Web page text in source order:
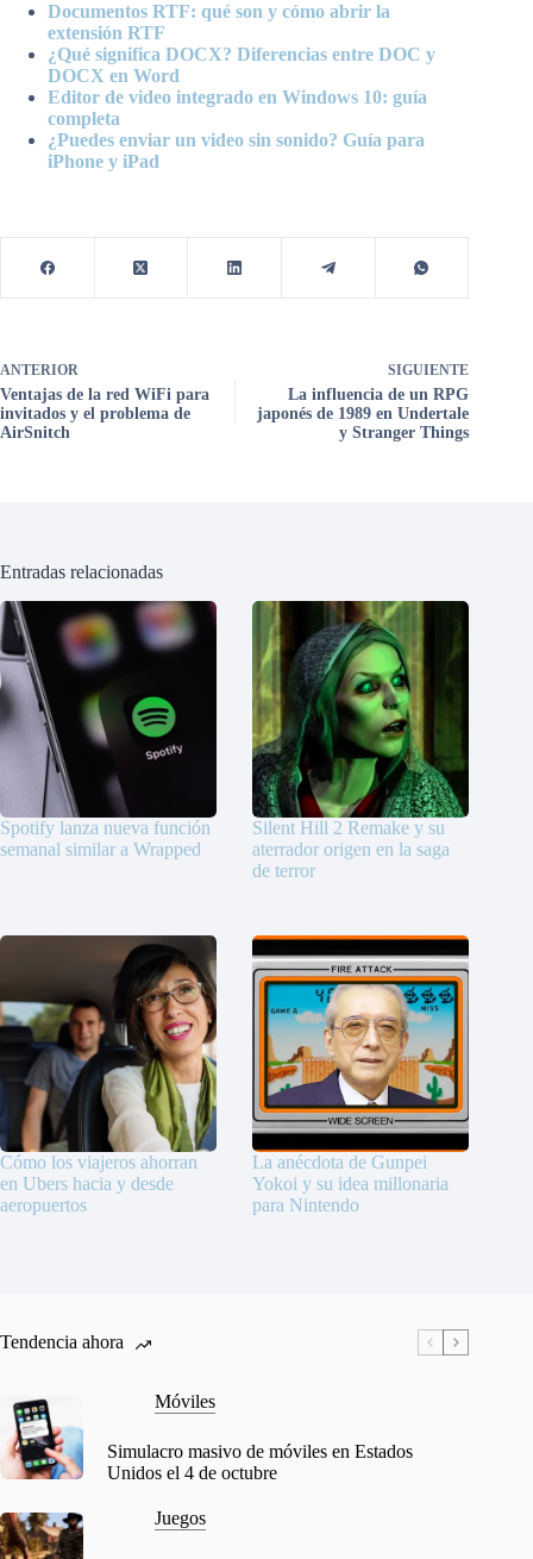
Documentos RTF: qué son y cómo abrir la
extensión RTF
¿Qué significa DOCX? Diferencias entre DOC y
DOCX en Word
Editor de video integrado en Windows 10: guía
completa
¿Puedes enviar un video sin sonido? Guía para
iPhone y iPad
ANTERIOR
Ventajas de la red WiFi para
invitados y el problema de
AirSnitch
SIGUIENTE
La influencia de un RPG
japonés de 1989 en Undertale
y Stranger Things
Entradas relacionadas
Spotify lanza nueva función
semanal similar a Wrapped
Silent Hill 2 Remake y su
aterrador origen en la saga
de terror
Cómo los viajeros ahorran
en Ubers hacia y desde
aeropuertos
La anécdota de Gunpei
Yokoi y su idea millonaria
para Nintendo
Tendencia ahora
Móviles
Simulacro masivo de móviles en Estados
Unidos el 4 de octubre
Juegos